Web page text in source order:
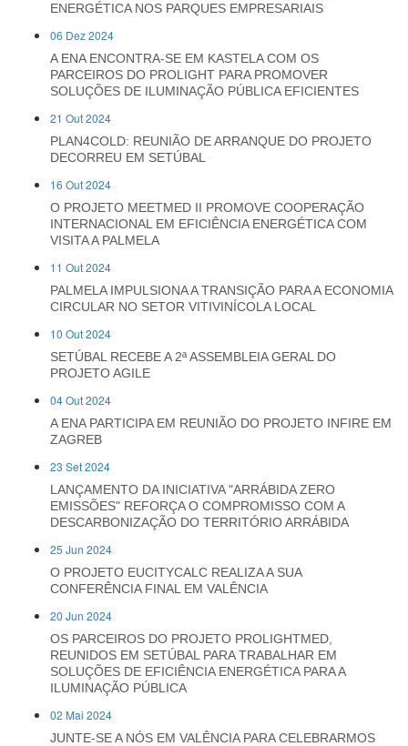
ENERGÉTICA NOS PARQUES EMPRESARIAIS
06 Dez 2024
A ENA ENCONTRA-SE EM KASTELA COM OS
PARCEIROS DO PROLIGHT PARA PROMOVER
SOLUÇÕES DE ILUMINAÇÃO PÚBLICA EFICIENTES
21 Out 2024
PLAN4COLD: REUNIÃO DE ARRANQUE DO PROJETO
DECORREU EM SETÚBAL
16 Out 2024
O PROJETO MEETMED II PROMOVE COOPERAÇÃO
INTERNACIONAL EM EFICIÊNCIA ENERGÉTICA COM
VISITA A PALMELA
11 Out 2024
PALMELA IMPULSIONA A TRANSIÇÃO PARA A ECONOMIA
CIRCULAR NO SETOR VITIVINÍCOLA LOCAL
10 Out 2024
SETÚBAL RECEBE A 2ª ASSEMBLEIA GERAL DO
PROJETO AGILE
04 Out 2024
A ENA PARTICIPA EM REUNIÃO DO PROJETO INFIRE EM
ZAGREB
23 Set 2024
LANÇAMENTO DA INICIATIVA "ARRÁBIDA ZERO
EMISSÕES" REFORÇA O COMPROMISSO COM A
DESCARBONIZAÇÃO DO TERRITÓRIO ARRÁBIDA
25 Jun 2024
O PROJETO EUCITYCALC REALIZA A SUA
CONFERÊNCIA FINAL EM VALÊNCIA
20 Jun 2024
OS PARCEIROS DO PROJETO PROLIGHTMED,
REUNIDOS EM SETÚBAL PARA TRABALHAR EM
SOLUÇÕES DE EFICIÊNCIA ENERGÉTICA PARA A
ILUMINAÇÃO PÚBLICA
02 Mai 2024
JUNTE-SE A NÓS EM VALÊNCIA PARA CELEBRARMOS